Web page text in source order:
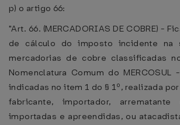
p) o artigo 66:
"Art. 66. (MERCADORIAS DE COBRE) -
de cálculo do imposto incidente na
mercadorias de cobre classificadas
Nomenclatura Comum do MERCOSUL
indicadas no item 1 do § 1º, realizada
fabricante, importador, arrematante
importadas e apreendidas, ou